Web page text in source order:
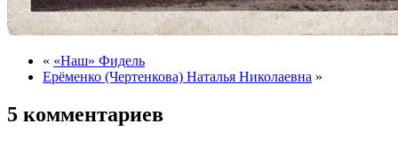
« «Наш» Фидель
Ерёменко (Чертенкова) Наталья Николаевна »
5 комментариев